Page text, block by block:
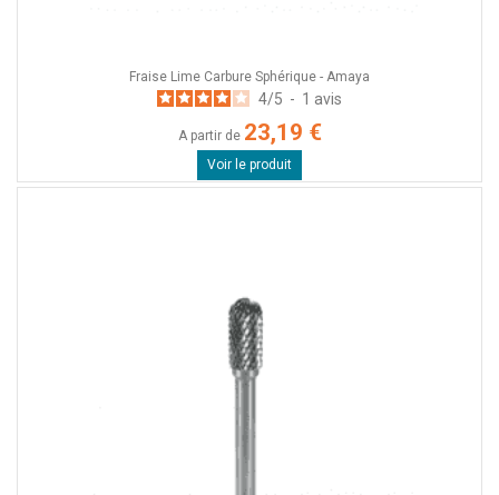
Fraise Lime Carbure Sphérique - Amaya
4/5 - 1 avis
A partir de 23,19 €
Voir le produit